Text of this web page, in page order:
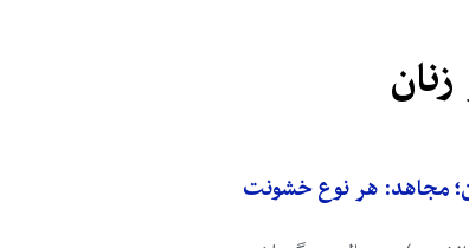
مجاهد: هر نوع خشونت